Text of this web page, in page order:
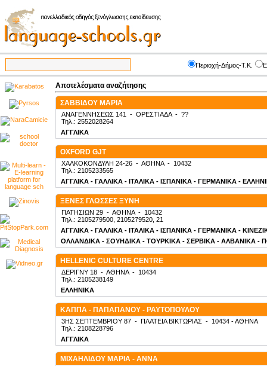
Περιοχή-Δήμος-Τ.Κ.
Αποτελέσματα αναζήτησης
ΣΑΒΒΙΔΟΥ ΜΑΡΙΑ
ΑΝΑΓΕΝΝΗΣΕΩΣ 141 - ΟΡΕΣΤΙΑΔΑ- ??
Τηλ.: 2552028264
ΑΓΓΛΙΚΑ
OXFORD GJT
ΧΑΛΚΟΚΟΝΔΥΛΗ 24-26 - ΑΘΗΝΑ- 10432
Τηλ.: 2105233565
ΑΓΓΛΙΚΑ - ΓΑΛΛΙΚΑ - ΙΤΑΛΙΚΑ - ΙΣΠΑΝΙΚΑ - ΓΕΡΜΑΝΙΚΑ -
ΞΕΝΕΣ ΓΛΩΣΣΕΣ ΞΥΝΗ
ΠΑΤΗΣΙΩΝ 29 - ΑΘΗΝΑ- 10432
Τηλ.: 2105279500, 2105279520, 21
ΑΓΓΛΙΚΑ - ΓΑΛΛΙΚΑ - ΙΤΑΛΙΚΑ - ΙΣΠΑΝΙΚΑ - ΓΕΡΜΑΝΙΚΑ -
ΟΛΛΑΝΔΙΚΑ - ΣΟΥΗΔΙΚΑ - ΤΟΥΡΚΙΚΑ - ΣΕΡΒΙΚΑ - ΑΛΒΑΝΙΚΑ -
HELLENIC CULTURE CENTRE
ΔΕΡΙΓΝΥ 18 - ΑΘΗΝΑ- 10434
Τηλ.: 2105238149
ΕΛΛΗΝΙΚΑ
ΚΑΠΠΑ - ΠΑΠΑΠΑΝΟΥ - ΡΑΥΤΟΠΟΥΛΟΥ
3ΗΣ ΣΕΠΤΕΜΒΡΙΟΥ 87 - ΠΛΑΤΕΙΑ ΒΙΚΤΩΡΙΑΣ - 10434 - ΑΘΗΝΑ
Τηλ.: 2108228796
ΑΓΓΛΙΚΑ
ΜΙΧΑΗΛΙΔΟΥ ΜΑΡΙΑ - ΑΝΝΑ